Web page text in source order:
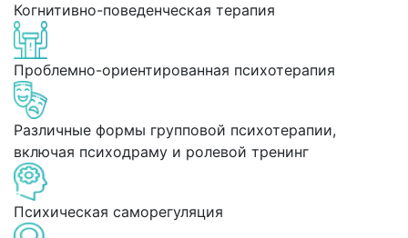
Когнитивно-поведенческая терапия
Проблемно-ориентированная психотерапия
Различные формы групповой психотерапии,
включая психодраму и ролевой тренинг
Психическая саморегуляция